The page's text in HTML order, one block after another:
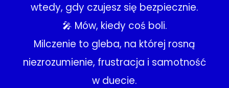
wtedy, gdy czujesz się bezpiecznie.
🎤 Mów, kiedy coś boli.
Milczenie to gleba, na której rosną
niezrozumienie, frustracja i samotność
w duecie.